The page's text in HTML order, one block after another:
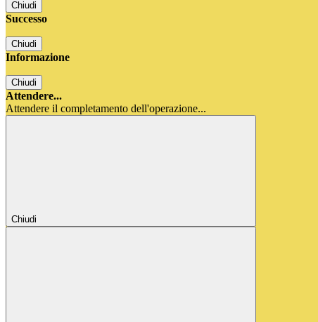
Chiudi
Successo
Chiudi
Informazione
Chiudi
Attendere...
Attendere il completamento dell'operazione...
Chiudi